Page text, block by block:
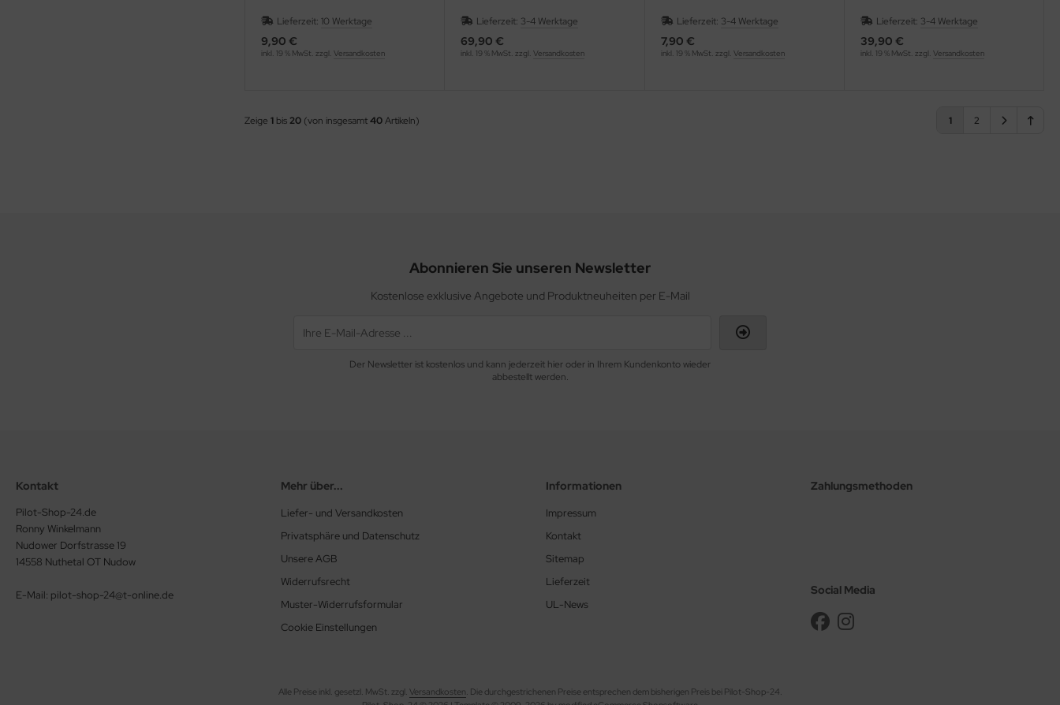
Lieferzeit: 10 Werktage
9,90 €
inkl. 19 % MwSt. zzgl. Versandkosten
Lieferzeit: 3-4 Werktage
69,90 €
inkl. 19 % MwSt. zzgl.Versandkosten
Lieferzeit: 3-4 Werktage
7,90 €
inkl. 19 % MwSt. zzgl. Versandkosten
Lieferzeit: 3-4 Werktage
39,90 €
inkl. 19 % MwSt. zzgl. Versandkosten
Zeige 1 bis20 (von insgesamt40Artikeln) 1 2
Abonnieren Sie unseren Newsletter
Kostenlose exklusive Angebote und Produktneuheiten per E-Mail
Der Newsletter ist kostenlos und kann jederzeit hier oder in Ihrem Kundenkonto wieder
abbestellt werden.
Kontakt
Pilot-Shop-24.de
Ronny Winkelmann
Nudower Dorfstrasse 19
14558 Nuthetal OT Nudow
E-Mail: pilot-shop-24@t-online.de
Mehr über...
Liefer- und Versandkosten
Privatsphäre und Datenschutz
Unsere AGB
Widerrufsrecht
Muster-Widerrufsformular
Cookie Einstellungen
Informationen
Impressum
Kontakt
Sitemap
Lieferzeit
UL-News
Zahlungsmethoden
Social Media
Alle Preise inkl. gesetzl. MwSt. zzgl. Versandkosten. Die durchgestrichenen Preise entsprechen dem bisherigen Preis bei Pilot-Shop-24.